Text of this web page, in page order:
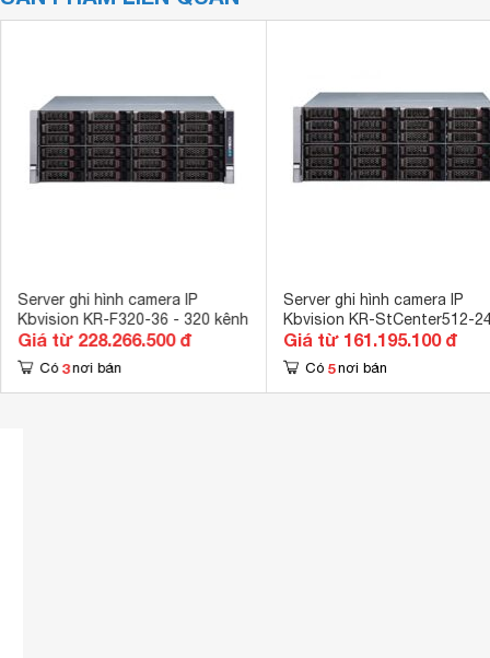
Server ghi hình camera IP
Kbvision KR-F320-36 - 320 kênh
Giá từ 228.266.500 đ
Có 3 nơi bán
Server ghi hình camera IP
Kbvision KR-StCenter512-
512 kênh
Giá từ 161.195.100 đ
Có 5 nơi bán